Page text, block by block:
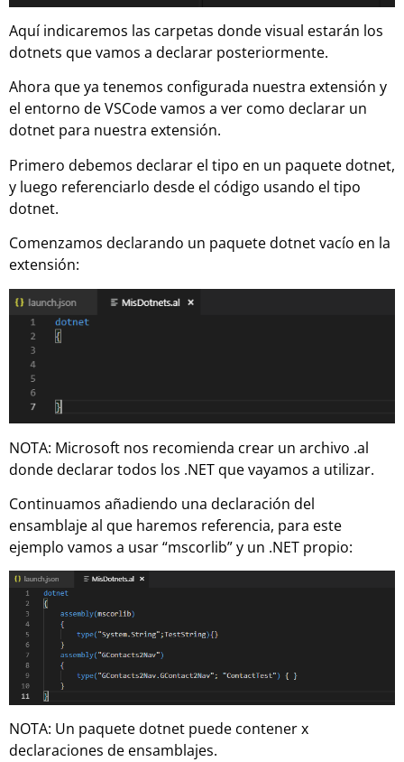
Aquí indicaremos las carpetas donde visual estarán los
dotnets que vamos a declarar posteriormente.
Ahora que ya tenemos configurada nuestra extensión y
el entorno de VSCode vamos a ver como declarar un
dotnet para nuestra extensión.
Primero debemos declarar el tipo en un paquete dotnet,
y luego referenciarlo desde el código usando el tipo
dotnet.
Comenzamos declarando un paquete dotnet vacío en la
extensión:
NOTA: Microsoft nos recomienda crear un archivo .al
donde declarar todos los .NET que vayamos a utilizar.
Continuamos añadiendo una declaración del
ensamblaje al que haremos referencia, para este
ejemplo vamos a usar “mscorlib” y un .NET propio:
NOTA: Un paquete dotnet puede contener x
declaraciones de ensamblajes.